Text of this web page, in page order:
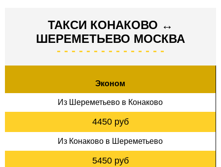
ТАКСИ КОНАКОВО ↔
ШЕРЕМЕТЬЕВО МОСКВА
Эконом
Из Шереметьево в Конаково
4450 руб
Из Конаково в Шереметьево
5450 руб